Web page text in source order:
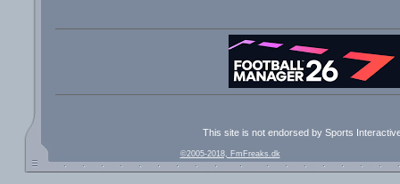
This site is not endorsed by Sports
©2005-2018, FmFreaks.dk